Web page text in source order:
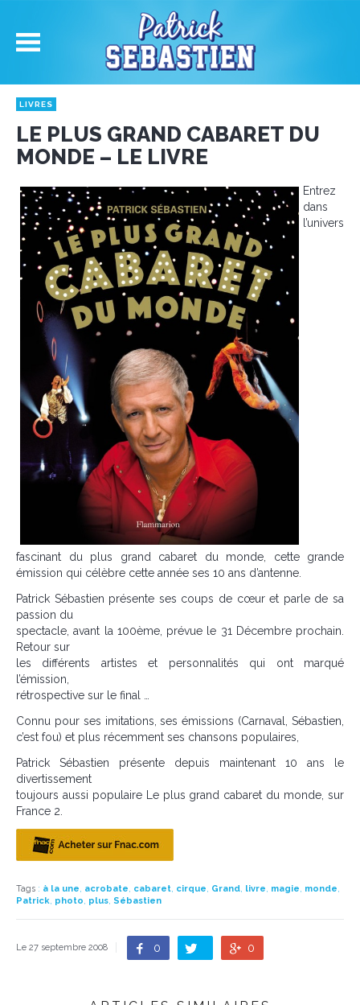
LIVRES
LE PLUS GRAND CABARET DU
MONDE – LE LIVRE
Entrez
dans
l’univers
fascinant du plus grand cabaret du monde, cette grande
émission qui célèbre cette année ses 10 ans d’antenne.
Patrick Sébastien présente ses coups de cœur et parle de sa
passion du
spectacle, avant la 100ème, prévue le 31 Décembre prochain.
Retour sur
les différents artistes et personnalités qui ont marqué
l’émission,
rétrospective sur le final …
Connu pour ses imitations, ses émissions (Carnaval, Sébastien,
c’est fou) et plus récemment ses chansons populaires,
Patrick Sébastien présente depuis maintenant 10 ans le
divertissement
toujours aussi populaire Le plus grand cabaret du monde, sur
France 2.
Tags : à la une, acrobate, cabaret, cirque, Grand, livre, magie, monde,
Patrick, photo, plus, Sébastien
Le 27 septembre 2008 0 0